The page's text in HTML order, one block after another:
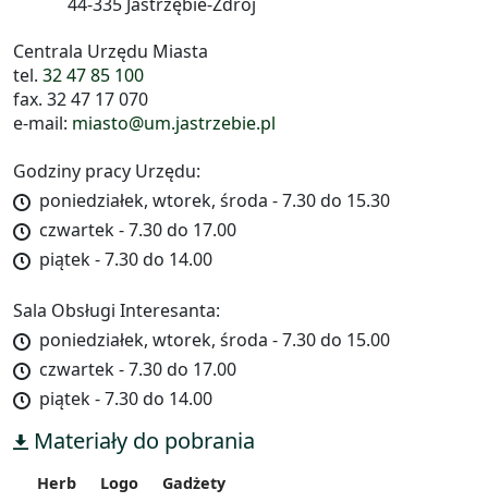
Centrala Urzędu Miasta
tel. 32 47 85 100
fax. 32 47 17 070
e-mail: miasto@um.jastrzebie.pl
Godziny pracy Urzędu:
poniedziałek, wtorek, środa - 7.30 do 15.30
czwartek - 7.30 do 17.00
piątek - 7.30 do 14.00
Sala Obsługi Interesanta:
poniedziałek, wtorek, środa - 7.30 do 15.00
czwartek - 7.30 do 17.00
piątek - 7.30 do 14.00
Materiały do pobrania
Herb Logo
Gadżety